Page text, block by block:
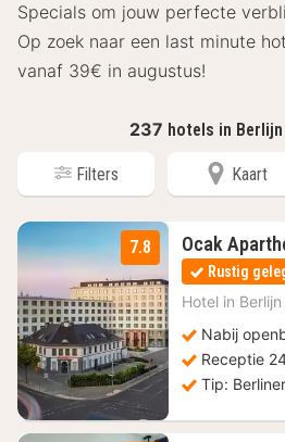
Specials om jouw perfecte
Op zoek naar een last minute
vanaf 39€ in augustus!
237 hotels in
Filters Kaart
7.8 Ocak
Rustig
Hotel in Berlijn
Nabij
Receptie
Tip: